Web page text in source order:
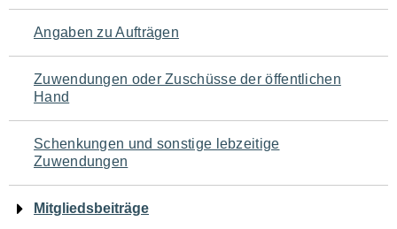
Angaben zu Aufträgen
Zuwendungen oder Zuschüsse der öffentlichen
Hand
Schenkungen und sonstige lebzeitige
Zuwendungen
Mitgliedsbeiträge